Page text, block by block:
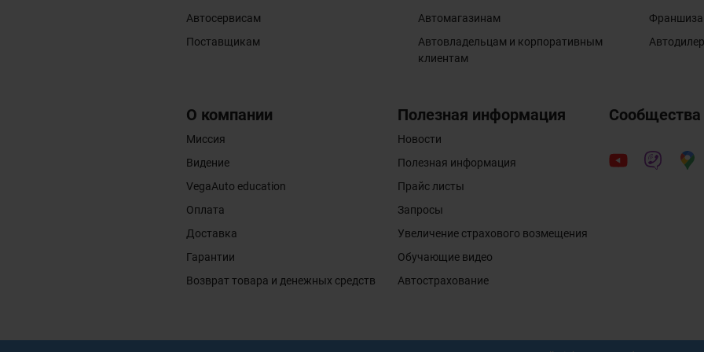
Автосервисам
Поставщикам
Автомагазинам
Автовладельцам и корпоративным
клиентам
Франшиза
О компании
Миссия
Видение
VegaAuto education
Оплата
Доставка
Гарантии
Возврат товара и денежных средств
Полезная информация
Новости
Полезная информация
Прайс листы
Запросы
Увеличение страхового возмещения
Обучающие видео
Автострахование
Сообщества